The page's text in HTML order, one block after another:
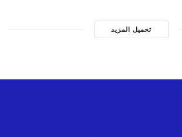
تحميل المزيد